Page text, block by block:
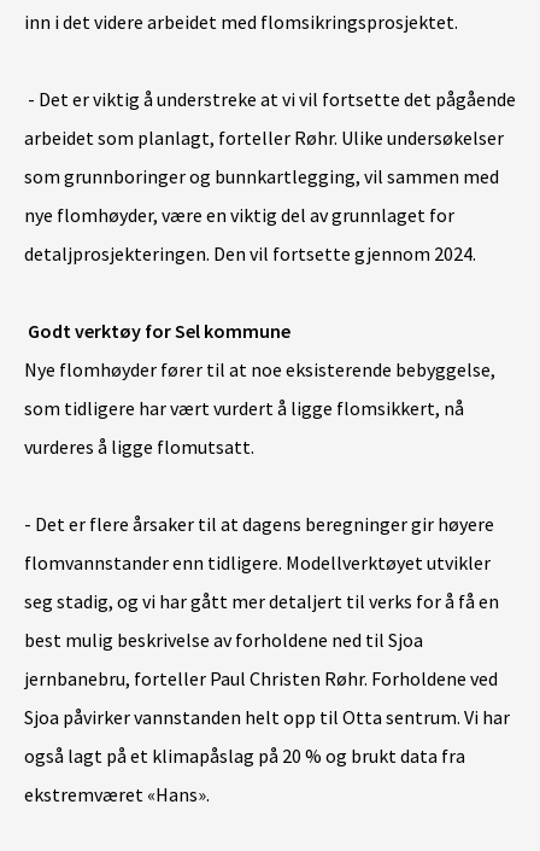
inn i det videre arbeidet med flomsikringsprosjektet.
- Det er viktig å understreke at vi vil fortsette det pågående
arbeidet som planlagt, forteller Røhr. Ulike undersøkelser
som grunnboringer og bunnkartlegging, vil sammen med
nye flomhøyder, være en viktig del av grunnlaget for
detaljprosjekteringen. Den vil fortsette gjennom 2024.
Godt verktøy for Sel kommune
Nye flomhøyder fører til at noe eksisterende bebyggelse,
som tidligere har vært vurdert å ligge flomsikkert, nå
vurderes å ligge flomutsatt.
- Det er flere årsaker til at dagens beregninger gir høyere
flomvannstander enn tidligere. Modellverktøyet utvikler
seg stadig, og vi har gått mer detaljert til verks for å få en
best mulig beskrivelse av forholdene ned til Sjoa
jernbanebru, forteller Paul Christen Røhr. Forholdene ved
Sjoa påvirker vannstanden helt opp til Otta sentrum. Vi har
også lagt på et klimapåslag på 20 % og brukt data fra
ekstremværet «Hans».